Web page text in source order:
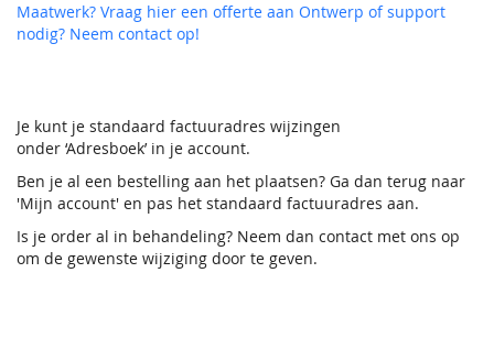
Je kunt je standaard factuuradres wijzingen
onder ‘Adresboek’ in je account.
Ben je al een bestelling aan het plaatsen? Ga dan terug naar
'Mijn account' en pas het standaard factuuradres aan.
Is je order al in behandeling? Neem dan contact met ons op
om de gewenste wijziging door te geven.
Maatwerk? Vraag hier een offerte aan Ontwerp of support
nodig? Neem contact op!